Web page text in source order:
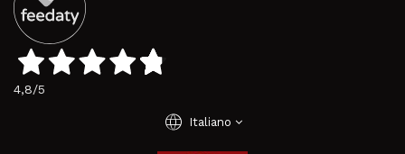
4,8/5
language Italiano